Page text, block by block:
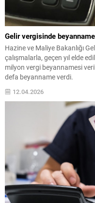
Gelir vergisinde beyanname
Hazine ve Maliye Bakanlığı
çalışmalarla, geçen yıl elde
milyon vergi beyannamesi
defa beyanname verdi.
12.04.2026